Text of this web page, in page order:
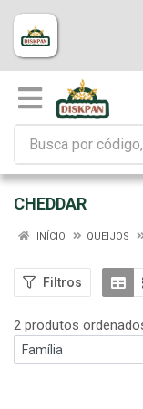
CHEDDAR
INÍCIO QUEIJOS
Filtros
2 produtos